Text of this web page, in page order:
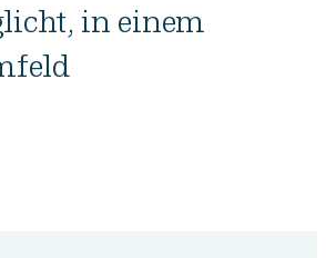
in einem